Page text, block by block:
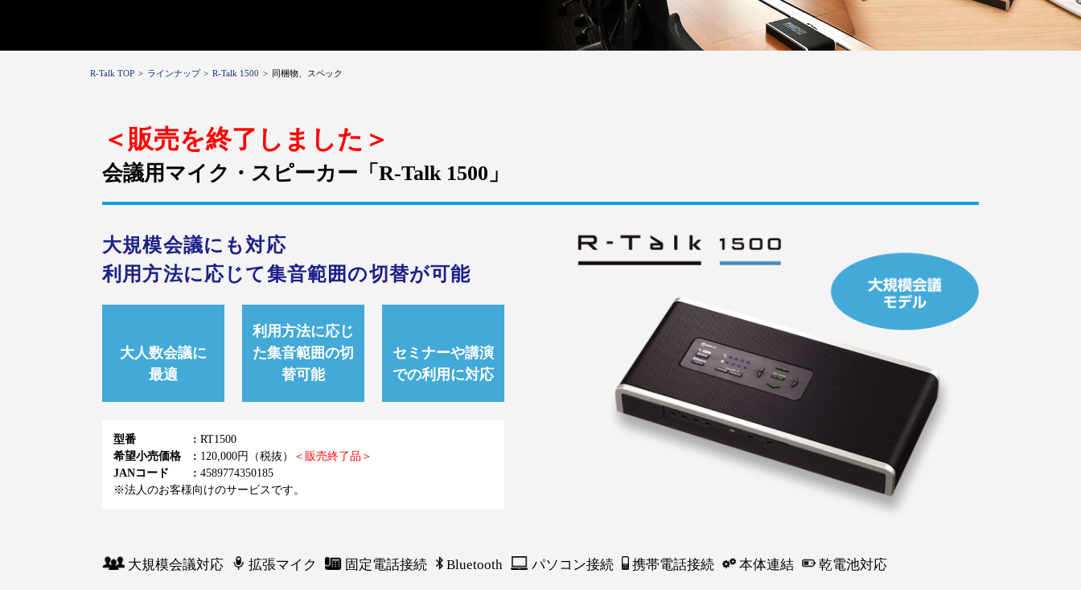
R-Talk TOP ラインナップ R-Talk 1500 同梱物、スペック
＜販売を終了しました＞
会議用マイク・スピーカー「R-Talk 1500」
大規模会議にも対応
利用方法に応じて集音範囲の切替が可能
大人数会議に
最適
利用方法に応じ
た集音範囲の切
替可能
セミナーや講演
での利用に対応
型番
RT1500
希望小売価格
120,000円（税抜）
＜販売終了品＞
JANコード
4589774350185
※法人のお客様向けのサービスです。
大規模会議対応 拡張マイク 固定電話接続 Bluetooth パソコン接続 携帯電話接続 本体連結 乾電池対応